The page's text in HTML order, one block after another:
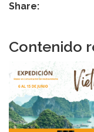
Share:
Contenido